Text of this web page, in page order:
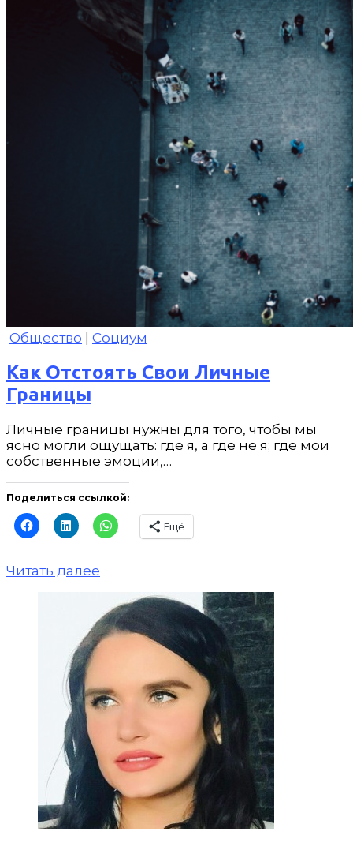
Общество Социум
Как Отстоять Свои Личные
Границы
Личные границы нужны для того, чтобы мы
ясно могли ощущать: где я, а где не я; где мои
собственные эмоции,…
Поделиться ссылкой:
Ещё
Читать далее